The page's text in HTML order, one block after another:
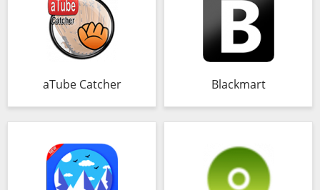
aTube Catcher Blackmart